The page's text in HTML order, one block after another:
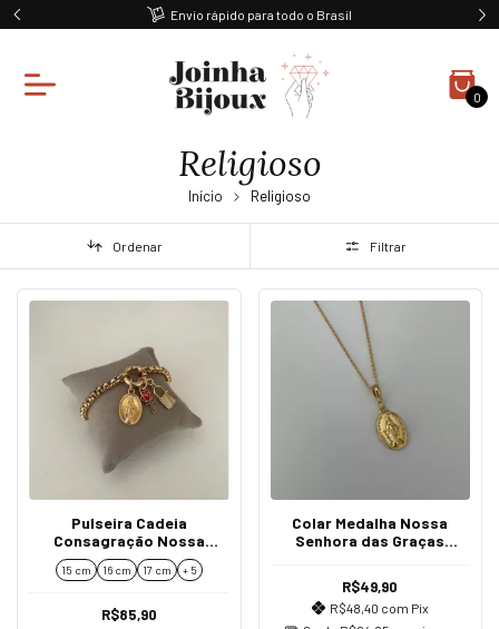
Ganhe 10% off na primeira compra
0
Religioso
Início Religioso
Ordenar Filtrar
Pulseira Cadeia
Consagração Nossa
Senhora das Graças
Cadeado Rosa
15 cm 16 cm 17 cm + 5
R$85,90
Colar Medalha Nossa
Senhora das Graças
R$49,90
R$48,40 com Pix